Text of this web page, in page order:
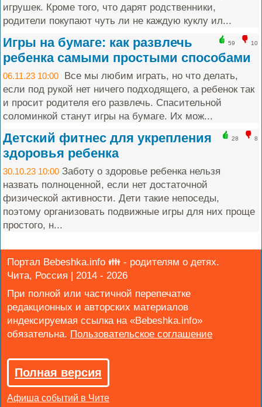
игрушек. Кроме того, что дарят родственники,
родители покупают чуть ли не каждую куклу ил...
59 10
Игры на бумаге: как развлечь
ребенка самыми простыми способами
06.11.23 10:00 Все мы любим играть, но что делать,
если под рукой нет ничего подходящего, а ребенок так
и просит родителя его развлечь. Спасительной
соломинкой станут игры на бумаге. Их мож...
28 8
Детский фитнес для укрепления
здоровья ребенка
30.10.23 10:00 Заботу о здоровье ребенка нельзя
назвать полноценной, если нет достаточной
физической активности. Дети такие непоседы,
поэтому организовать подвижные игры для них проще
простого, н...
Портал Bebeshka.info 👪 - родителям о детях.
Чита, Россия | 2014 - 2026
При полной или частичной перепечатке
редакционных и авторских материалов
индексируемая ссылка на «Bebeshka.info»
обязательна.
Полная версия
Афиша событий в Чите